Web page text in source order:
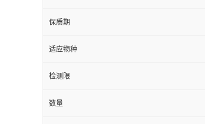
保质期
适应物种
检测限
数量